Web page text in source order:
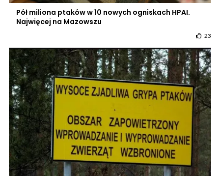
Pół miliona ptaków w 10 nowych ogniskach HPAI.
Najwięcej na Mazowszu
23